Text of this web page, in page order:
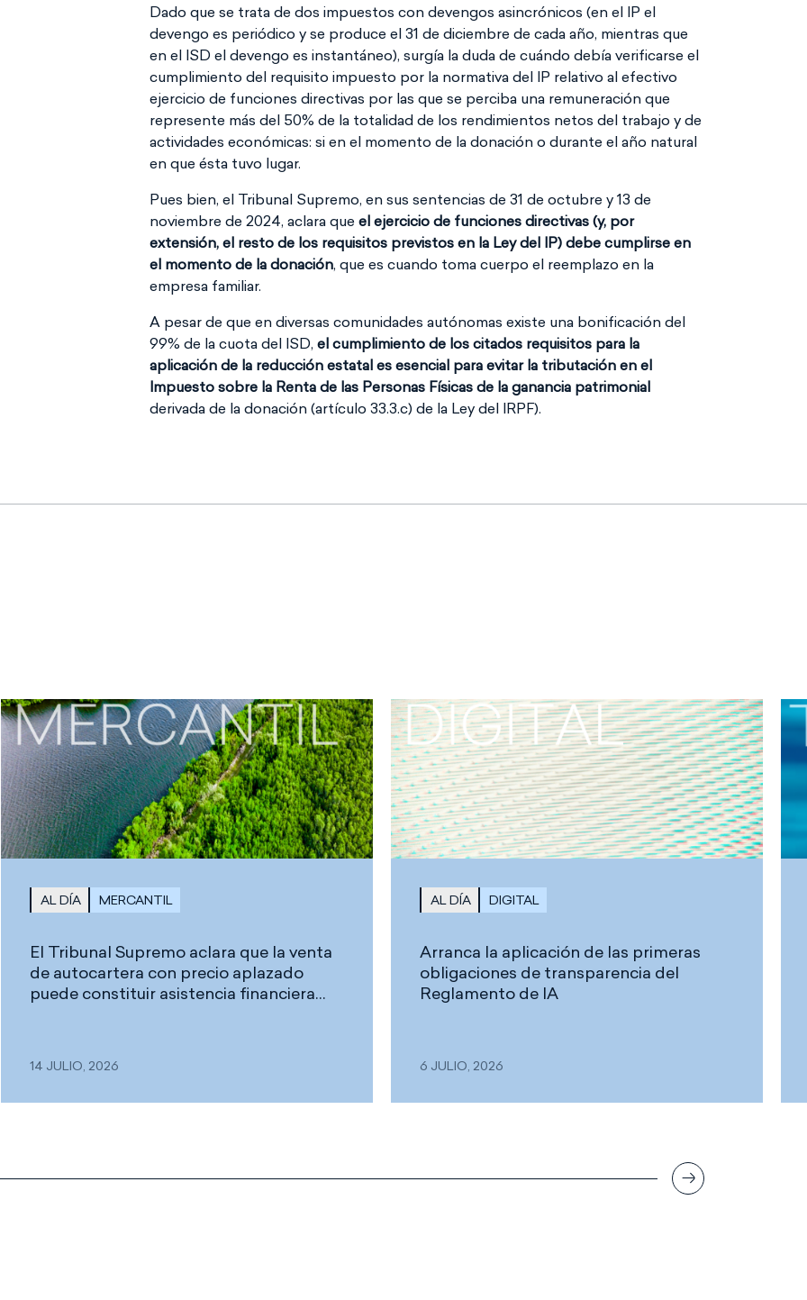
Dado que se trata de dos impuestos con devengos asincrónicos (en el IP el
devengo es periódico y se produce el 31 de diciembre de cada año, mientras que
en el ISD el devengo es instantáneo), surgía la duda de cuándo debía verificarse el
cumplimiento del requisito impuesto por la normativa del IP relativo al efectivo
ejercicio de funciones directivas por las que se perciba una remuneración que
represente más del 50% de la totalidad de los rendimientos netos del trabajo y de
actividades económicas: si en el momento de la donación o durante el año natural
en que ésta tuvo lugar.
Pues bien, el Tribunal Supremo, en sus sentencias de 31 de octubre y 13 de
noviembre de 2024, aclara que el ejercicio de funciones directivas (y, por
extensión, el resto de los requisitos previstos en la Ley del IP) debe cumplirse en
el momento de la donación, que es cuando toma cuerpo el reemplazo en la
empresa familiar.
A pesar de que en diversas comunidades autónomas existe una bonificación del
99% de la cuota del ISD, el cumplimiento de los citados requisitos para la
aplicación de la reducción estatal es esencial para evitar la tributación en el
Impuesto sobre la Renta de las Personas Físicas de la ganancia patrimonial
derivada de la donación (artículo 33.3.c) de la Ley del IRPF).
AL DÍA MERCANTIL
El Tribunal Supremo aclara que la venta
de autocartera con precio aplazado
puede constituir asistencia financiera
14 JULIO, 2026
AL DÍA DIGITAL
Arranca la aplicación de las primeras
obligaciones de transparencia del
Reglamento de IA
6 JULIO, 2026